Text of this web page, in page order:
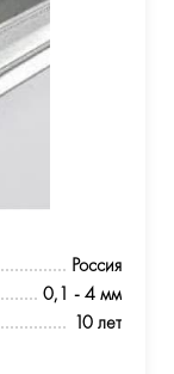
Россия
0,1 - 4 мм
10 лет